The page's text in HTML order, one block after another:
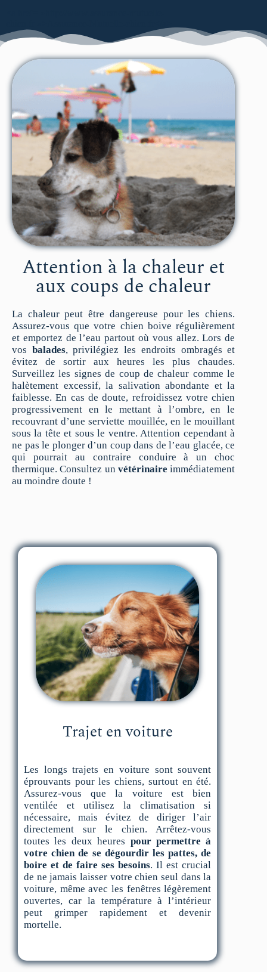
Attention à la chaleur et
aux coups de chaleur
La chaleur peut être dangereuse pour les chiens.
Assurez-vous que votre chien boive régulièrement
et emportez de l’eau partout où vous allez. Lors de
vos balades, privilégiez les endroits ombragés et
évitez de sortir aux heures les plus chaudes.
Surveillez les signes de coup de chaleur comme le
halètement excessif, la salivation abondante et la
faiblesse. En cas de doute, refroidissez votre chien
progressivement en le mettant à l’ombre, en le
recouvrant d’une serviette mouillée, en le mouillant
sous la tête et sous le ventre. Attention cependant à
ne pas le plonger d’un coup dans de l’eau glacée, ce
qui pourrait au contraire conduire à un choc
thermique. Consultez un vétérinaire immédiatement
au moindre doute !
Trajet en voiture
Les longs trajets en voiture sont souvent
éprouvants pour les chiens, surtout en été.
Assurez-vous que la voiture est bien
ventilée et utilisez la climatisation si
nécessaire, mais évitez de diriger l’air
directement sur le chien. Arrêtez-vous
toutes les deux heures pour permettre à
votre chien de se dégourdir les pattes, de
boire et de faire ses besoins. Il est crucial
de ne jamais laisser votre chien seul dans la
voiture, même avec les fenêtres légèrement
ouvertes, car la température à l’intérieur
peut grimper rapidement et devenir
mortelle.